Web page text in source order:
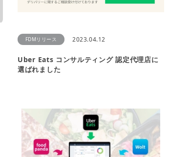
FDMリリース 2023.04.12
Uber Eats コンサルティング 認定代理店に
選ばれました